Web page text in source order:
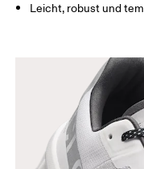
Leicht, robust und